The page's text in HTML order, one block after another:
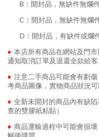
B：開封品，無缺件無爛
C：開封品，無缺件無爛
D：開封品，有缺件或爛
♦ 本店所有商品在網站及門
通知取消訂單及退還全款給客
♦ 注意二手商品可能會有劃
考商品圖像，實物商品狀況可
♦ 全新未開封的商品內有缺
查的雙膠紙粘貼）
♦ 商品運輸過程中可能會損
解後購買。